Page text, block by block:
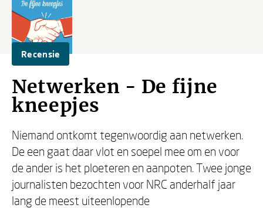
Recensie
Netwerken - De fijne
kneepjes
Niemand ontkomt tegenwoordig aan netwerken.
De een gaat daar vlot en soepel mee om en voor
de ander is het ploeteren en aanpoten. Twee jonge
journalisten bezochten voor NRC anderhalf jaar
lang de meest uiteenlopende